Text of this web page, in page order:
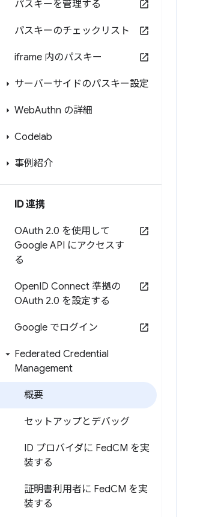
パスキーを管理する
パスキーのチェックリスト
iframe 内のパスキー
サーバーサイドのパスキー設定
WebAuthn の詳細
Codelab
事例紹介
ID 連携
OAuth 2.0 を使用して
Google API にアクセスす
る
OpenID Connect 準拠の
OAuth 2.0 を設定する
Google でログイン
Federated Credential
Management
概要
セットアップとデバッグ
ID プロバイダに FedCM を実
装する
証明書利用者に FedCM を実
装する